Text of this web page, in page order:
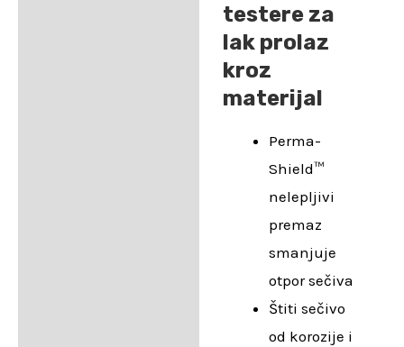
testere za
lak prolaz
kroz
materijal
Perma-
Shield™
nelepljivi
premaz
smanjuje
otpor sečiva
Štiti sečivo
od korozije i